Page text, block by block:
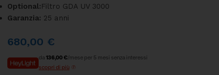
Optional:Filtro GDA UV 3000
Garanzia: 25 anni
680,00 €
da136,00 €/mese per 5 mesi senza interessi
scopri di più